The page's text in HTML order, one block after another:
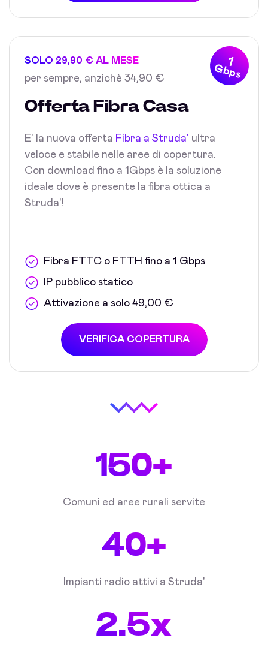
1
Gbps
SOLO 29,90 € AL MESE
per sempre, anzichè 34,90 €
Offerta Fibra Casa
E' la nuova offerta Fibra a Struda' ultra
veloce e stabile nelle aree di copertura.
Con download fino a 1Gbps è la soluzione
ideale dove è presente la fibra ottica a
Struda'!
Fibra FTTC o FTTH fino a 1 Gbps
IP pubblico statico
Attivazione a solo 49,00 €
VERIFICA COPERTURA
150+
Comuni ed aree rurali servite
40+
Impianti radio attivi a Struda'
2.5x